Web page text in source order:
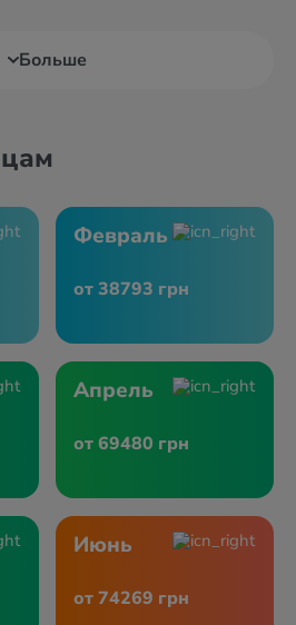
Больше
Февраль
от 38793 грн
Апрель
от 69480 грн
Июнь
от 74269 грн